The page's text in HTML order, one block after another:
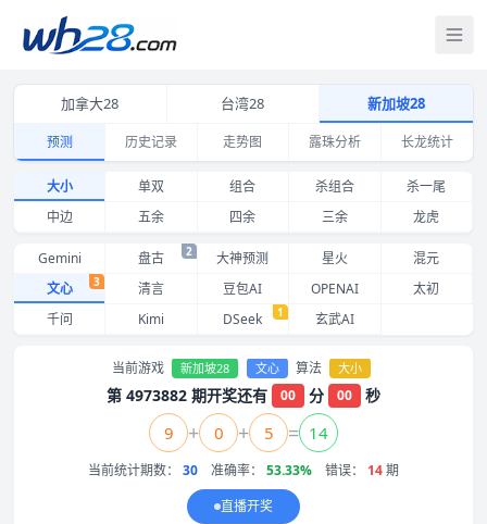
打
加拿大28 台湾28 新加坡28
预测 历史记录 走势图 露珠分析 长龙统计
新加坡28大小预测 文心 近期命中记录与准确率
大小 单双 组合 杀组合
杀一尾
中边
五余 四余 三余 龙虎
Gemini 盘古 2 大神预测 星火
混元
文心
3 清言 豆包AI OPENAI
太初
千问
Kimi DSeek 1 玄武AI
当前游戏 新加坡28 文心 算法 大小
第 4973882 期开奖还有 00 分 00 秒
9 + 0 + 5 = 14
当前统计期数： 30 准确率： 53.33% 错误： 14期
直播开奖